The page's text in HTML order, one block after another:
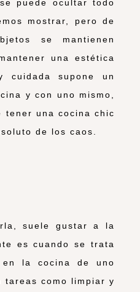
puede ocultar todo
mostrar, pero de
se mantienen
una estética
cuidada supone un
y con uno mismo,
tener una cocina chic
de los caos.
suele gustar a la
es cuando se trata
la cocina de uno
tareas como limpiar y